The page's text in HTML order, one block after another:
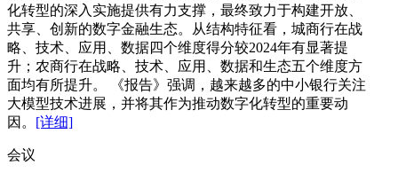
化转型的深入实施提供有力支撑，最终致力于构建开放、
共享、创新的数字金融生态。从结构特征看，城商行在战
略、技术、应用、数据四个维度得分较2024年有显著提
升；农商行在战略、技术、应用、数据和生态五个维度方
面均有所提升。 《报告》强调，越来越多的中小银行关注
大模型技术进展，并将其作为推动数字化转型的重要动
因。 [详细]
会议